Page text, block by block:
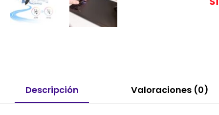
Descripción Valoraciones (0)